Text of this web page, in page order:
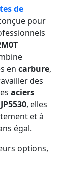
de
pour
en carbure,
des
aciers
, elles
et à
égal.
options,